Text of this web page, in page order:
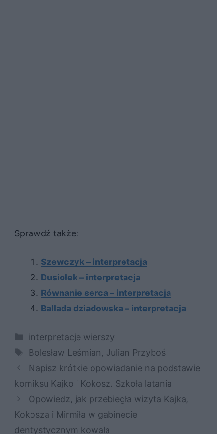
Sprawdź także:
Szewczyk – interpretacja
Dusiołek – interpretacja
Równanie serca – interpretacja
Ballada dziadowska – interpretacja
Kategorie
interpretacje wierszy
Tagi
Bolesław Leśmian, Julian Przyboś
Napisz krótkie opowiadanie na podstawie
komiksu Kajko i Kokosz. Szkoła latania
Opowiedz, jak przebiegła wizyta Kajka,
Kokosza i Mirmiła w gabinecie
dentystycznym kowala